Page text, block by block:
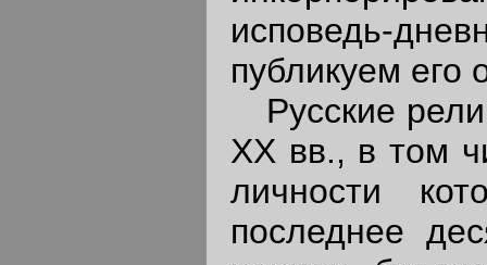
исповедь-
публикуем его
Русские
XX вв., в том
личности
последнее